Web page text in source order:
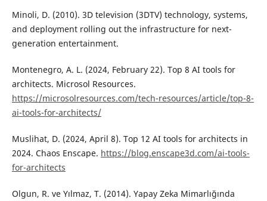
Minoli, D. (2010). 3D television (3DTV) technology, systems,
and deployment rolling out the infrastructure for next-
generation entertainment.
Montenegro, A. L. (2024, February 22). Top 8 AI tools for
architects. Microsol Resources.
https://microsolresources.com/tech-resources/article/top-8-
ai-tools-for-architects/
Muslihat, D. (2024, April 8). Top 12 AI tools for architects in
2024. Chaos Enscape. https://blog.enscape3d.com/ai-tools-
for-architects
Olgun, R. ve Yılmaz, T. (2014). Yapay Zeka Mimarlığında